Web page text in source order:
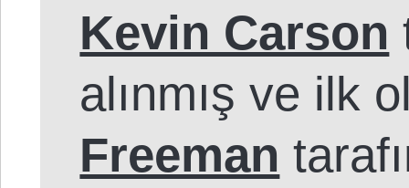
Kevin Carson
alınmış ve ilk
Freeman